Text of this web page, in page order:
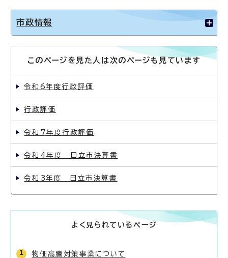
市政情報
このページを見た人は次のページも見ています
令和6年度行政評価
行政評価
令和7年度行政評価
令和4年度 日立市決算書
令和3年度 日立市決算書
よく見られているページ
物価高騰対策事業について